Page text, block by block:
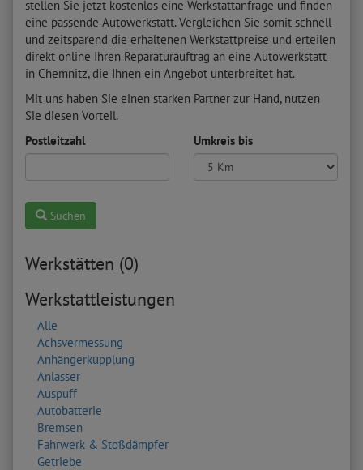
stellen Sie jetzt kostenlos eine Werkstattanfrage und finden
eine passende Autowerkstatt. Vergleichen Sie somit schnell
und zeitsparend die erhaltenen Werkstattpreise und erteilen
direkt online Ihren Reparaturauftrag an eine Autowerkstatt
in Chemnitz, die Ihnen ein Angebot unterbreitet hat.
Mit uns haben Sie einen starken Partner zur Hand, nutzen
Sie diesen Vorteil.
Postleitzahl
Umkreis bis
Suchen
Werkstätten (0)
Werkstattleistungen
Alle
Achsvermessung
Anhängerkupplung
Anlasser
Auspuff
Autobatterie
Bremsen
Fahrwerk & Stoßdämpfer
Getriebe